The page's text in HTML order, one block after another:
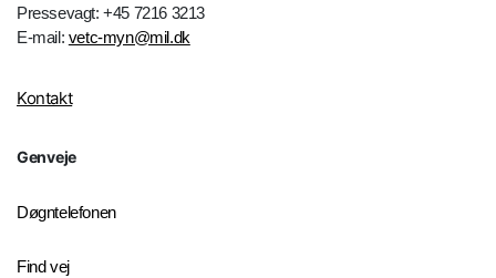
Pressevagt: +45 7216 3213
E-mail: vetc-myn@mil.dk
Kontakt
Genveje
Døgntelefonen
Find vej